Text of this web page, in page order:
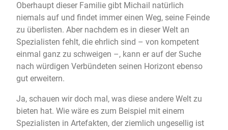
Oberhaupt dieser Familie gibt Michail natürlich
niemals auf und findet immer einen Weg, seine Feinde
zu überlisten. Aber nachdem es in dieser Welt an
Spezialisten fehlt, die ehrlich sind – von kompetent
einmal ganz zu schweigen –, kann er auf der Suche
nach würdigen Verbündeten seinen Horizont ebenso
gut erweitern.
Ja, schauen wir doch mal, was diese andere Welt zu
bieten hat. Wie wäre es zum Beispiel mit einem
Spezialisten in Artefakten, der ziemlich ungesellig ist